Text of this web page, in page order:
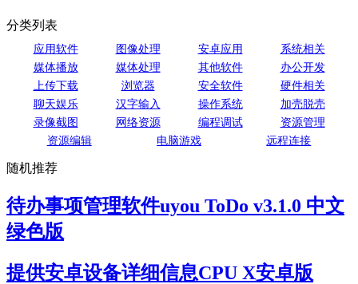
分类列表
应用软件 图像处理 安卓应用
系统相关
媒体播放
媒体处理 其他软件
办公开发
上传下载
浏览器 安全软件
硬件相关
聊天娱乐
汉字输入 操作系统
加壳脱壳
录像截图
网络资源 编程调试
资源管理
资源编辑
电脑游戏 远程连接
随机推荐
待办事项管理软件uyou ToDo v3.1.0 中文
绿色版
提供安卓设备详细信息CPU X安卓版